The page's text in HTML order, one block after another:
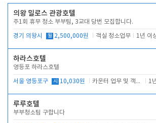
의왕 밀로스 관광호텔
주1회 휴무 청소 부부팀, 3교대 당번 모집합니다.
경기 의왕시 월 2,500,000원 객실 청소업무 1년 이
하라스호텔
영등포 하라스호텔
서울 영등포구 시 10,030원 카운터 업무 및 객실관리(청소상태 확인, 객실판매) 1
루루호텔
부부청소팀 구합니다